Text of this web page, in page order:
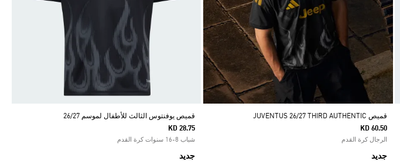
قميص JUVENTUS 26/27 THIRD AUTHENTIC
KD 60.50
الرجال كرة القدم
جديد
قميص يوفنتوس الثالث للأطفال لموسم 26/27
KD 28.75
شباب 8-16 سنوات كرة القدم
جديد